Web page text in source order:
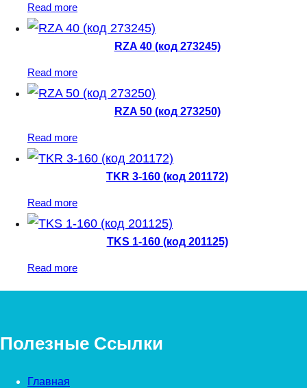
Read more
RZA 40 (код 273245)
Read more
RZA 50 (код 273250)
Read more
TKR 3-160 (код 201172)
Read more
TKS 1-160 (код 201125)
Read more
Полезные Ссылки
Главная